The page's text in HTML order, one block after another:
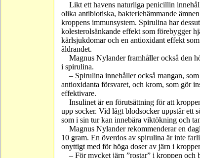
Likt ett havens naturliga penicillin
olika antibiotiska, bakteriehämmande
kroppens immunsystem. Spirulina har
kolesterolsänkande effekt som förebygger
kärlsjukdomar och en antioxidant effekt
åldrandet.
Magnus Nylander framhåller också den
i spirulina.
– Spirulina innehåller också mangan,
antioxidanta försvaret, och krom, som gör
effektivare.
Insulinet är en förutsättning för att
upp socker. Vid lågt blodsocker uppstår ett
som i sin tur kan innebära viktökning och
Magnus Nylander rekommenderar en
10 gram. En överdos av spirulina är inte
onyttigt med för höga doser av järn i
– För mycket järn ”rostar” i kroppen och